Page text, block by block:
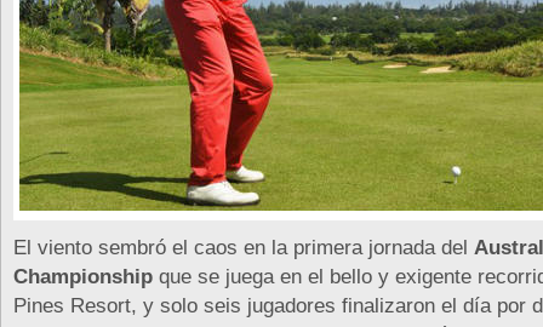
El viento sembró el caos en la primera jornada del
Championship que se juega en el bello y exigente
Pines Resort, y solo seis jugadores finalizaron el día por